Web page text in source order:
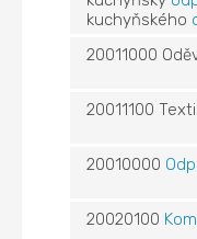
kuchyňského
20011000
20011100
20010000
20020100